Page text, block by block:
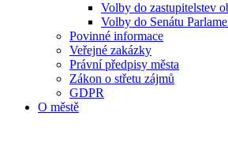
Volby do zastupitelstev
Volby do Senátu
Povinné informace
Veřejné zakázky
Právní předpisy města
Zákon o střetu zájmů
GDPR
O městě